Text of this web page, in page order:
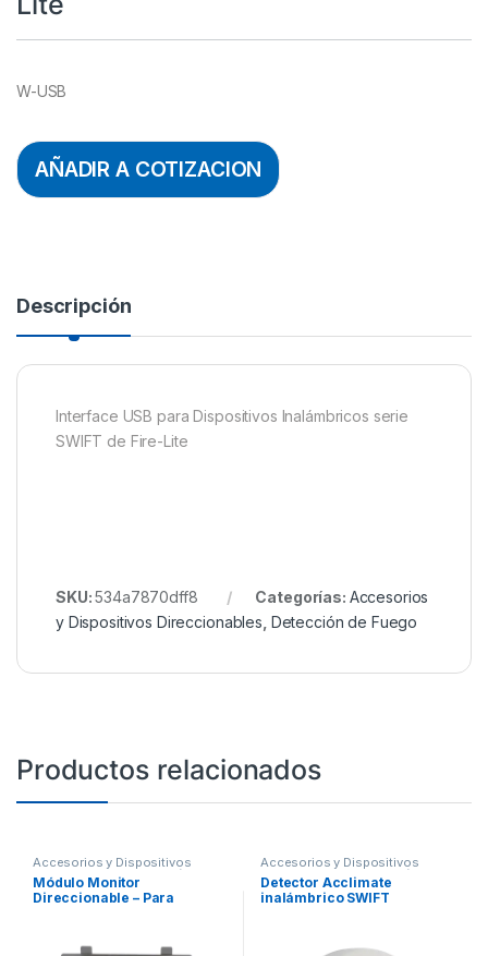
W-USB
AÑADIR A COTIZACION
Descripción
Interface USB para Dispositivos Inalámbricos serie
SWIFT de Fire-Lite
SKU:534a7870dff8 Categorías: Accesorios
y Dispositivos Direccionables Detección de Fuego
Productos relacionados
Accesorios y Dispositivos
Direccionables Detección de
Fuego
Módulo Monitor
Direccionable – Para
convencionales al SLC.
Accesorios y Dispositivos
Direccionables , Detección de
Fuego
Detector Acclimate
inalámbrico SWIFT